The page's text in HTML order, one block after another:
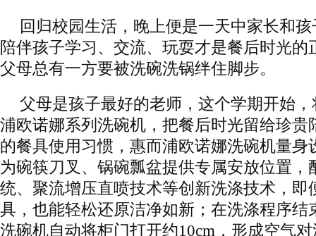
回归校园生活，晚上便是一天中家长和
陪伴孩子学习、交流、玩耍才是餐后时光的
父母总有一方要被洗碗洗锅绊住脚步。
父母是孩子最好的老师，这个学期开始
浦欧诺娜系列洗碗机，把餐后时光留给珍贵
的餐具使用习惯，惠而浦欧诺娜洗碗机量身
为碗筷刀叉、锅碗瓢盆提供专属安放位置，
统、聚流增压直喷技术等创新洗涤技术，即
具，也能轻松还原洁净如新；在洗涤程序结
洗碗机自动将柜门打开约10cm，形成空气